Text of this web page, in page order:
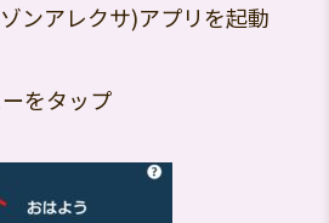
ンアレクサ)アプリを起動
をタップ